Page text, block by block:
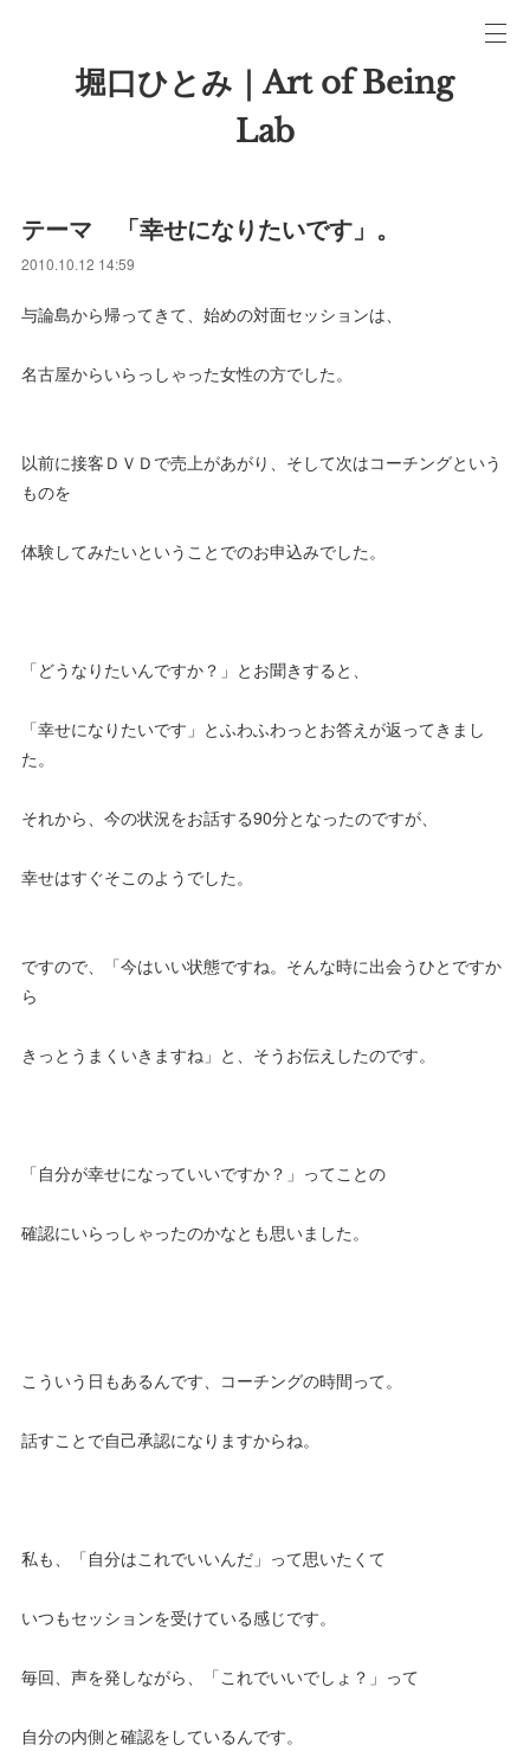
堀口ひとみ｜Art of Being
Lab
テーマ 「幸せになりたいです」。
2010.10.12 14:59
与論島から帰ってきて、始めの対面セッションは、
名古屋からいらっしゃった女性の方でした。
以前に接客ＤＶＤで売上があがり、そして次はコーチングという
ものを
体験してみたいということでのお申込みでした。
「どうなりたいんですか？」とお聞きすると、
「幸せになりたいです」とふわふわっとお答えが返ってきまし
た。
それから、今の状況をお話する90分となったのですが、
幸せはすぐそこのようでした。
ですので、「今はいい状態ですね。そんな時に出会うひとですか
ら
きっとうまくいきますね」と、そうお伝えしたのです。
「自分が幸せになっていいですか？」ってことの
確認にいらっしゃったのかなとも思いました。
こういう日もあるんです、コーチングの時間って。
話すことで自己承認になりますからね。
私も、「自分はこれでいいんだ」って思いたくて
いつもセッションを受けている感じです。
毎回、声を発しながら、「これでいいでしょ？」って
自分の内側と確認をしているんです。